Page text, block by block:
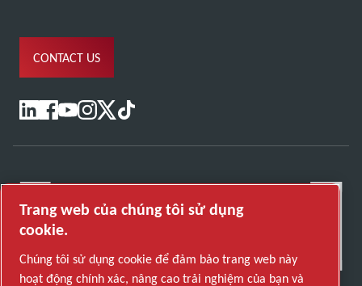
CONTACT US
Trang web của chúng tôi sử dụng
cookie.
Chúng tôi sử dụng cookie để đảm bảo trang web này
hoạt động chính xác, nâng cao trải nghiệm của bạn và